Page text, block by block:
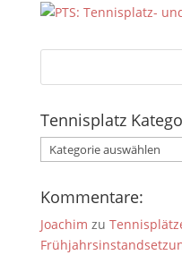
Tennisplatz
Tennisplatz
Kategorien
Kommentare:
Joachim zu